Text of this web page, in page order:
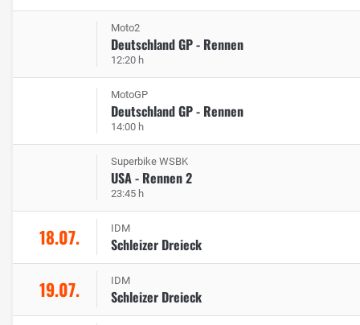
Moto2
Deutschland GP - Rennen
12:20 h
MotoGP
Deutschland GP - Rennen
14:00 h
Superbike WSBK
USA - Rennen 2
23:45 h
18.07. IDM
Schleizer Dreieck
19.07. IDM
Schleizer Dreieck